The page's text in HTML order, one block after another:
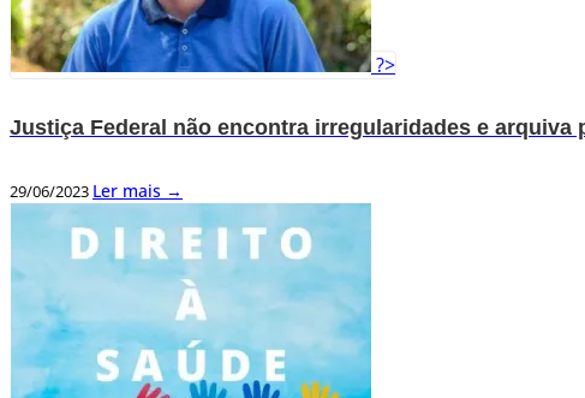
?>
Justiça Federal não encontra irregularidades e
29/06/2023 Ler mais →